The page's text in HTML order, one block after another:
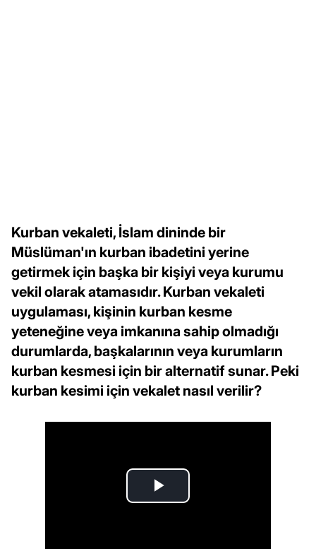
Kurban vekaleti, İslam dininde bir
Müslüman'ın kurban ibadetini yerine
getirmek için başka bir kişiyi veya kurumu
vekil olarak atamasıdır. Kurban vekaleti
uygulaması, kişinin kurban kesme
yeteneğine veya imkanına sahip olmadığı
durumlarda, başkalarının veya kurumların
kurban kesmesi için bir alternatif sunar. Peki
kurban kesimi için vekalet nasıl verilir?